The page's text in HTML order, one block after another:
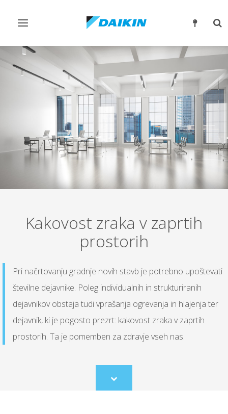
Preklop
Kakovost zraka v zaprtih
prostorih
Pri načrtovanju gradnje novih stavb je potrebno upoštevati
številne dejavnike. Poleg individualnih in strukturiranih
dejavnikov obstaja tudi vprašanja ogrevanja in hlajenja ter
dejavnik, ki je pogosto prezrt: kakovost zraka v zaprtih
prostorih. Ta je pomemben za zdravje vseh nas.
Scroll
to